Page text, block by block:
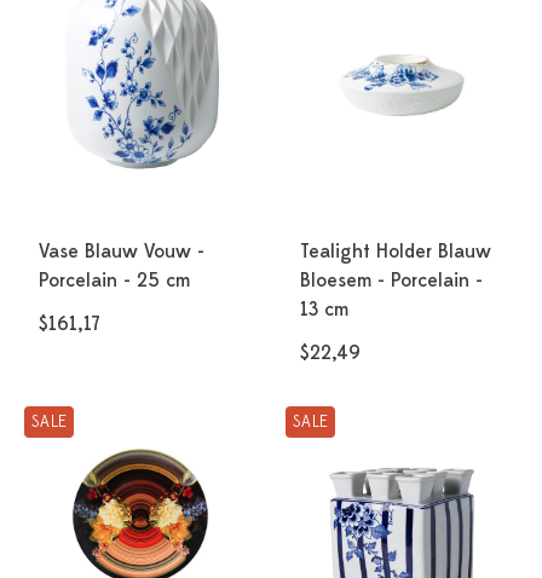
Vase Blauw Vouw -
Porcelain - 25 cm
$161,17
Tealight Holder Blauw
Bloesem - Porcelain -
13 cm
$22,49
SALE SALE